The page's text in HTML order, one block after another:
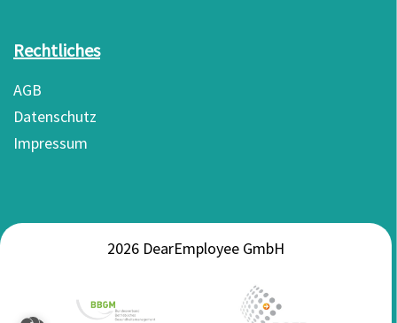
Rechtliches
AGB
Datenschutz
Impressum
2026 DearEmployee GmbH